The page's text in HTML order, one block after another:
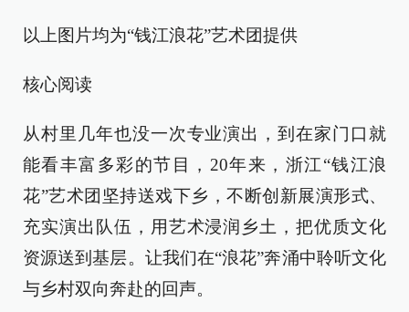
以上图片均为“钱江浪花”艺术团提供
核心阅读
从村里几年也没一次专业演出，到在家门口就
能看丰富多彩的节目，20年来，浙江“钱江浪
花”艺术团坚持送戏下乡，不断创新展演形式、
充实演出队伍，用艺术浸润乡土，把优质文化
资源送到基层。让我们在“浪花”奔涌中聆听文化
与乡村双向奔赴的回声。